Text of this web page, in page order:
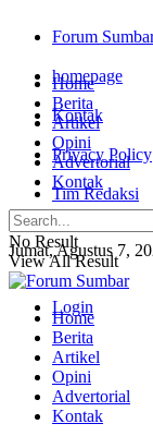
Forum
homepage
Kontak
Privacy Policy
Tim Redaksi
Jumat, Agustus 7,
Login
Home
Berita
Artikel
Opini
Advertorial
Kontak
No Result
View All Result
Home
Berita
Artikel
Opini
Advertorial
Kontak